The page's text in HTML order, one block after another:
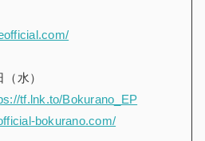
水）
tf.lnk.to/Bokurano_EP
bokurano.com/